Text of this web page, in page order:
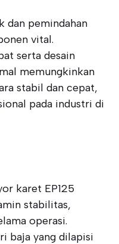
dan pemindahan
vital.
serta desain
memungkinkan
stabil dan cepat,
pada industri di
karet EP125
stabilitas,
operasi.
baja yang dilapisi